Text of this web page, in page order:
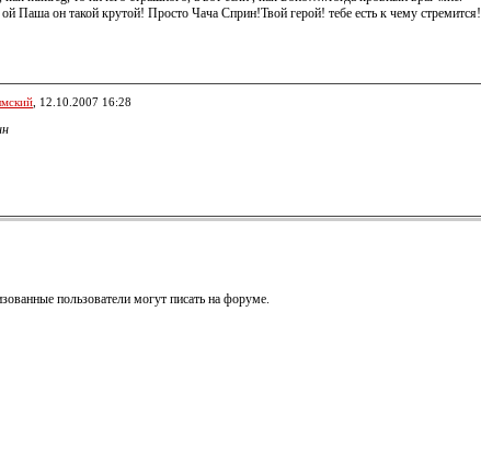
Паша он такой крутой! Просто Чача Сприн!Твой герой! тебе есть к чему стремится!
, 12.10.2007 16:28
пользователи могут писать на форуме.